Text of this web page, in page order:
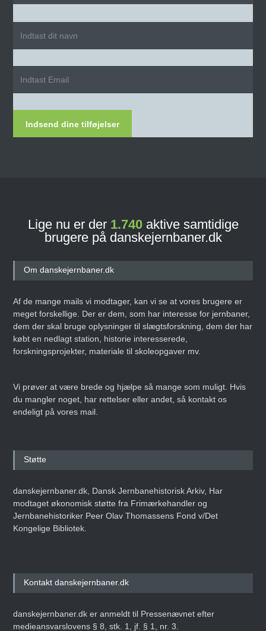
Indsend dine tilføjelser
Lige nu er der 1.740aktive samtidige
brugere på danskejernbaner.dk
Om danskejernbaner.dk
Af de mange mails vi modtager, kan vi se at vores brugere er
meget forskellige. Der er dem, som har interesse for jernbaner,
dem der skal bruge oplysninger til slægtsforskning, dem der har
købt en nedlagt station, historie interesserede,
forskningsprojekter, materiale til skoleopgaver mv.
Vi prøver at være brede og hjælpe så mange som muligt. Hvis
du mangler noget, har rettelser eller andet, så kontakt os
endeligt på vores mail.
Støtte
danskejernbaner.dk, Dansk Jernbanehistorisk Arkiv, Har
modtaget økonomisk støtte fra Frimærkehandler og
Jernbanehistoriker Peer Olav Thomassens Fond v/Det
Kongelige Bibliotek.
Kontakt danskejernbaner.dk
danskejernbaner.dk er anmeldt til Pressenævnet efter
medieansvarslovens § 8, stk. 1, jf. § 1, nr. 3.